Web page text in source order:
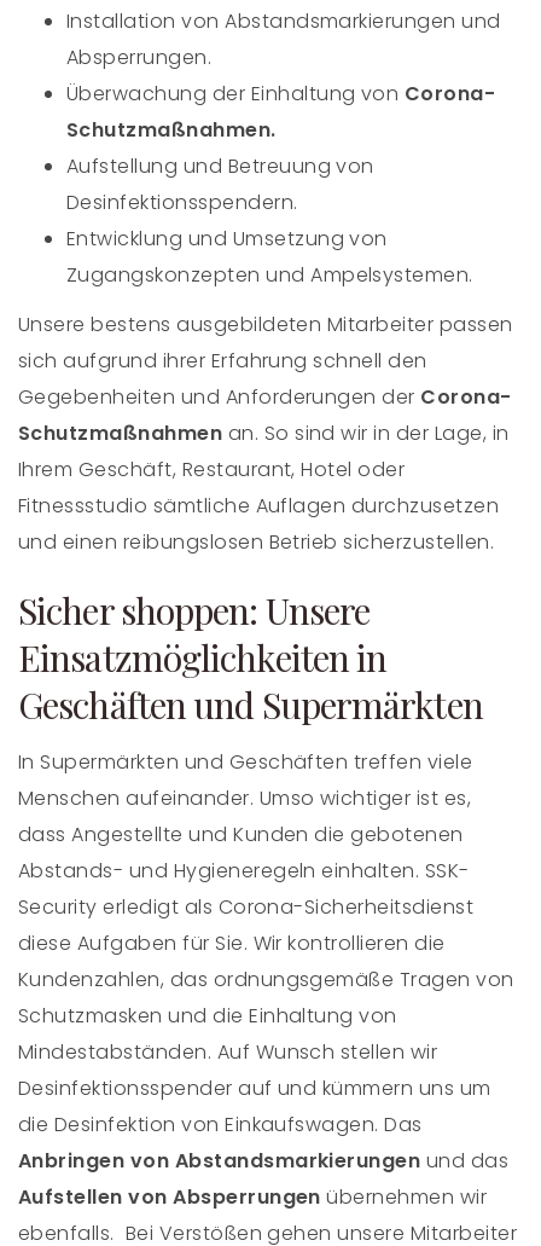
Installation von Abstandsmarkierungen und
Absperrungen.
Überwachung der Einhaltung von Corona-
Schutzmaßnahmen.
Aufstellung und Betreuung von
Desinfektionsspendern.
Entwicklung und Umsetzung von
Zugangskonzepten und Ampelsystemen.
Unsere bestens ausgebildeten Mitarbeiter passen
sich aufgrund ihrer Erfahrung schnell den
Gegebenheiten und Anforderungen der Corona-
Schutzmaßnahmen an. So sind wir in der Lage, in
Ihrem Geschäft, Restaurant, Hotel oder
Fitnessstudio sämtliche Auflagen durchzusetzen
und einen reibungslosen Betrieb sicherzustellen.
Sicher shoppen: Unsere
Einsatzmöglichkeiten in
Geschäften und Supermärkten
In Supermärkten und Geschäften treffen viele
Menschen aufeinander. Umso wichtiger ist es,
dass Angestellte und Kunden die gebotenen
Abstands- und Hygieneregeln einhalten. SSK-
Security erledigt als Corona-Sicherheitsdienst
diese Aufgaben für Sie. Wir kontrollieren die
Kundenzahlen, das ordnungsgemäße Tragen von
Schutzmasken und die Einhaltung von
Mindestabständen. Auf Wunsch stellen wir
Desinfektionsspender auf und kümmern uns um
die Desinfektion von Einkaufswagen. Das
Anbringen von Abstandsmarkierungen und das
Aufstellen von Absperrungen übernehmen wir
ebenfalls. Bei Verstößen gehen unsere Mitarbeiter